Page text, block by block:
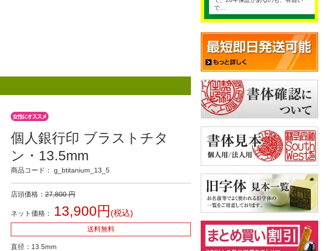
で…
個人銀行印 ブラストチタ
ン・13.5mm
商品コード： g_btitanium_13_5
店頭価格：27,800 円
ネット価格： 13,900円 (税込)
送料無料
直径：13.5mm